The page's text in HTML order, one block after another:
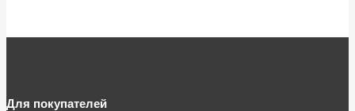
Для покупателей